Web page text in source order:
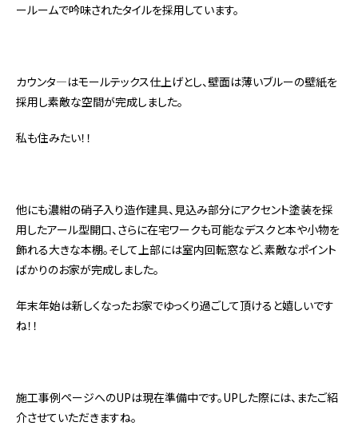
ールームで吟味されたタイルを採用しています。
カウンタ―はモールテックス仕上げとし、壁面は薄いブルーの壁紙を
採用し素敵な空間が完成しました。
私も住みたい！！
他にも濃紺の硝子入り造作建具、見込み部分にアクセント塗装を採
用したアール型開口、さらに在宅ワークも可能なデスクと本や小物を
飾れる大きな本棚。そして上部には室内回転窓など、素敵なポイント
ばかりのお家が完成しました。
年末年始は新しくなったお家でゆっくり過ごして頂けると嬉しいです
ね！！
施工事例ページへのUPは現在準備中です。UPした際には、またご紹
介させていただきますね。